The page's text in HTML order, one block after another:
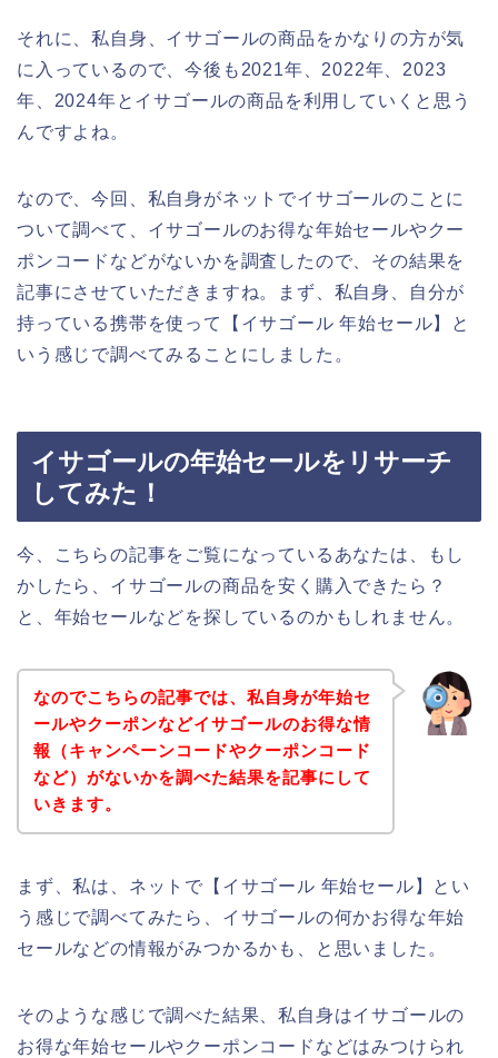
それに、私自身、イサゴールの商品をかなりの方が気
に入っているので、今後も2021年、2022年、2023
年、2024年とイサゴールの商品を利用していくと思う
んですよね。
なので、今回、私自身がネットでイサゴールのことに
ついて調べて、イサゴールのお得な年始セールやクー
ポンコードなどがないかを調査したので、その結果を
記事にさせていただきますね。まず、私自身、自分が
持っている携帯を使って【イサゴール 年始セール】と
いう感じで調べてみることにしました。
イサゴールの年始セールをリサーチ
してみた！
今、こちらの記事をご覧になっているあなたは、もし
かしたら、イサゴールの商品を安く購入できたら？
と、年始セールなどを探しているのかもしれません。
なのでこちらの記事では、私自身が年始セ
ールやクーポンなどイサゴールのお得な情
報（キャンペーンコードやクーポンコード
など）がないかを調べた結果を記事にして
いきます。
まず、私は、ネットで【イサゴール 年始セール】とい
う感じで調べてみたら、イサゴールの何かお得な年始
セールなどの情報がみつかるかも、と思いました。
そのような感じで調べた結果、私自身はイサゴールの
お得な年始セールやクーポンコードなどはみつけられ